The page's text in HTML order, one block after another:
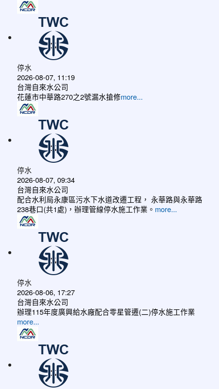
停水
2026-08-07, 11:19
台灣自來水公司
花蓮市中華路270之2號漏水搶修more...
停水
2026-08-07, 09:34
台灣自來水公司
配合水利局永康區污水下水道改遷工程， 永華路與永華路
238巷口(共1處)，辦理管線停水施工作業。 more...
停水
2026-08-06, 17:27
台灣自來水公司
辦理115年度廣興給水廠配合零星管遷(二)停水施工作業
more...